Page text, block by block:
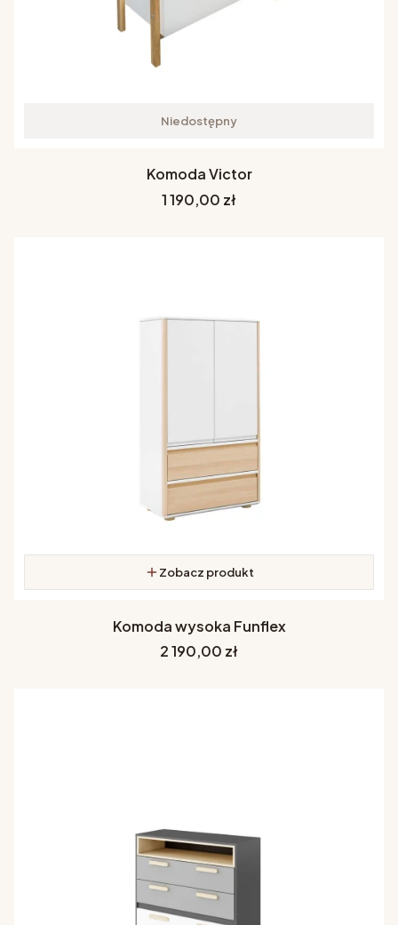
Niedostępny
Komoda Victor
Cena
1 190,00 zł
Zobacz produkt
Komoda wysoka Funflex
Cena
2 190,00 zł